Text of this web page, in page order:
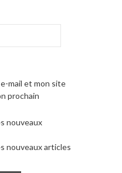
mail et mon site
prochain
nouveaux
nouveaux articles